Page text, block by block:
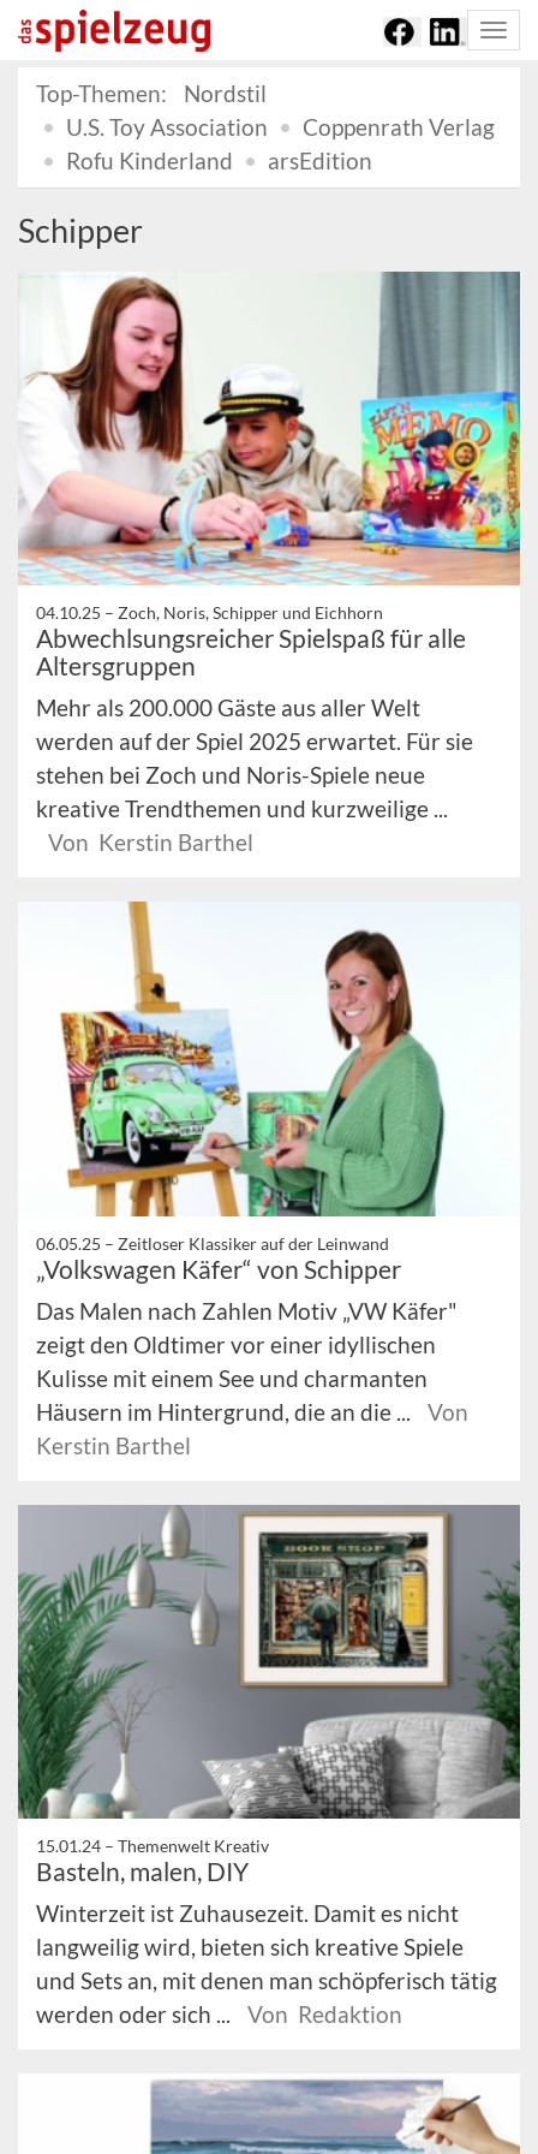
Top-Themen:
Nordstil
U.S. Toy Association
Coppenrath Verlag
Rofu Kinderland
arsEdition
Schipper
04.10.25 – Zoch, Noris, Schipper und Eichhorn
Abwechlsungsreicher Spielspaß für alle
Altersgruppen
Mehr als 200.000 Gäste aus aller Welt
werden auf der Spiel 2025 erwartet. Für sie
stehen bei Zoch und Noris-Spiele neue
kreative Trendthemen und kurzweilige ...
Von Kerstin Barthel
06.05.25 – Zeitloser Klassiker auf der Leinwand
„Volkswagen Käfer“ von Schipper
Das Malen nach Zahlen Motiv „VW Käfer"
zeigt den Oldtimer vor einer idyllischen
Kulisse mit einem See und charmanten
Häusern im Hintergrund, die an die ...
Von
Kerstin Barthel
15.01.24 – Themenwelt Kreativ
Basteln, malen, DIY
Winterzeit ist Zuhausezeit. Damit es nicht
langweilig wird, bieten sich kreative Spiele
und Sets an, mit denen man schöpferisch tätig
werden oder sich ...
Von Redaktion